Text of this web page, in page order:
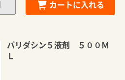
カートに入れる
バリダシン５液剤 ５００Ｍ
Ｌ